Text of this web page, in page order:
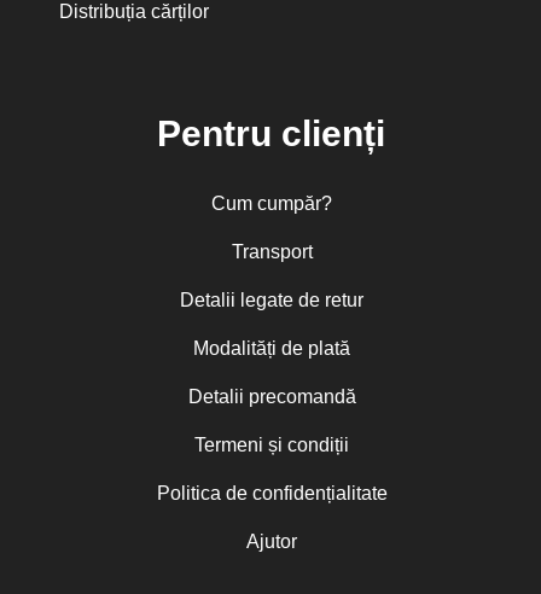
Distribuția cărților
Pentru clienți
Cum cumpăr?
Transport
Detalii legate de retur
Modalități de plată
Detalii precomandă
Termeni și condiții
Politica de confidențialitate
Ajutor